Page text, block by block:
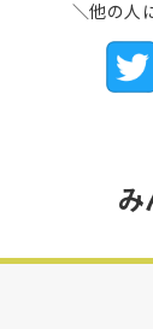
＼他の人
み